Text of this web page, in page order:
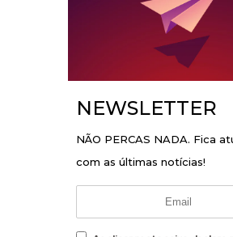
NEWSLETTER
NÃO PERCAS NADA. Fica
com as últimas notícias!